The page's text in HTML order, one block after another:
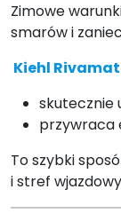
Zimowe
smarów i
Kiehl Rivamat
skutecznie
przywraca
To szybki
i stref